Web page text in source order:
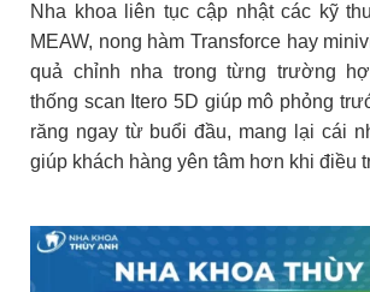
Nha khoa liên tục cập nhật các kỹ
MEAW, nong hàm Transforce hay
quả chỉnh nha trong từng trường
thống scan Itero 5D giúp mô phỏng
răng ngay từ buổi đầu, mang lại cái
giúp khách hàng yên tâm hơn khi điều